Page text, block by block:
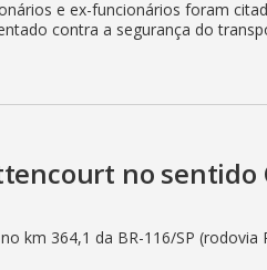
e ex-funcionários foram
contra a segurança do
no sentido
km 364,1 da BR-116/SP (rodovia